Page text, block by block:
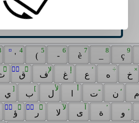
'
4
¤
(
5
-
6
è
7 8
ç
9
ث
ُ
ق
ٌ ٌّ
ف
‘ ÷ ×
ي
]
ب
[
ل ت ن
،
ؤ
ِ ِّ
ر
ٍ ٍّ ’